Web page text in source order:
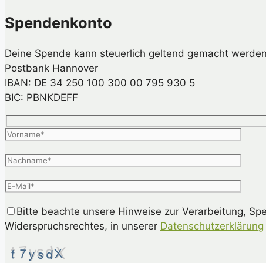
Spendenkonto
Deine Spende kann steuerlich geltend gemacht
Postbank Hannover
IBAN: DE 34 250 100 300 00 795 930 5
BIC: PBNKDEFF
Bitte beachte unsere Hinweise zur Verarbeitung,
Widerspruchsrechtes, in unserer Datenschutzerklärung